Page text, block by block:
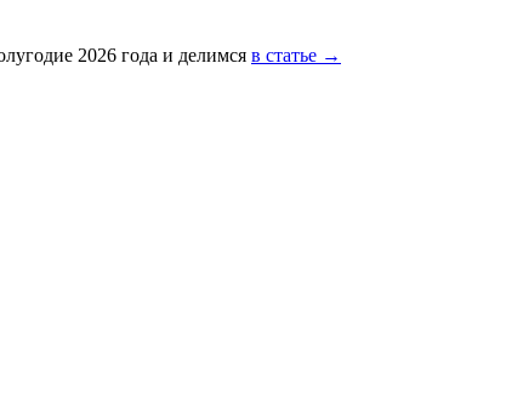
2026 года и делимся в статье →